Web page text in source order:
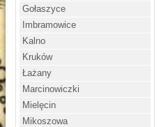
Gołaszyce
Imbramowice
Kalno
Kruków
Łażany
Marcinowiczki
Mielęcin
Mikoszowa